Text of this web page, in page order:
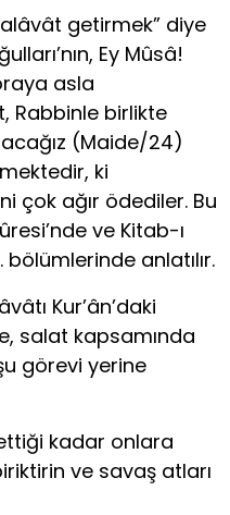
getirmek” diye
Ey Mûsâ!
asla
Rabbinle birlikte
(Maide/24)
ki
çok ağır ödediler. Bu
ve Kitab-ı
bölümlerinde anlatılır.
Kur’ân’daki
salat kapsamında
görevi yerine
kadar onlara
ve savaş atları